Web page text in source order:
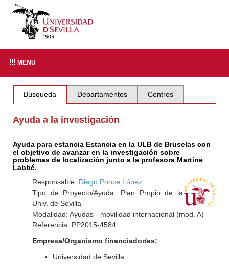
MENU
Búsqueda Departamentos Centros
Ayuda a la investigación
Ayuda para estancia Estancia en la ULB de Bruselas con
el objetivo de avanzar en la investigación sobre
problemas de localización junto a la profesora Martine
Labbé.
Responsable: Diego Ponce López
Tipo de Proyecto/Ayuda: Plan Propio de la
Univ. de Sevilla
Modalidad: Ayudas - movilidad internacional (mod. A)
Referencia: PP2015-4584
Empresa/Organismo financiador/es:
Universidad de Sevilla